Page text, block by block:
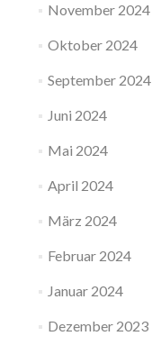
November 2024
Oktober 2024
September 2024
Juni 2024
Mai 2024
April 2024
März 2024
Februar 2024
Januar 2024
Dezember 2023